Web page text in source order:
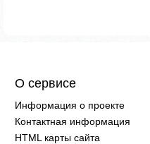
О сервисе
Информация о проекте
Контактная информация
HTML карты сайта